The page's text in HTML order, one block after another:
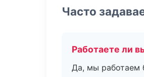
Часто
Работаете ли
Да, мы работаем